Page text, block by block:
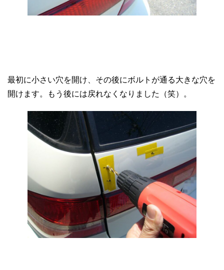
最初に小さい穴を開け、その後にボルトが通る大きな穴を
開けます。もう後には戻れなくなりました（笑）。